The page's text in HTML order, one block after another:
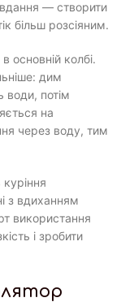
— створити
більш розсіяним.
основній колбі.
дим
води, потім
на
через воду, тим
з вдиханням
використання
і зробити